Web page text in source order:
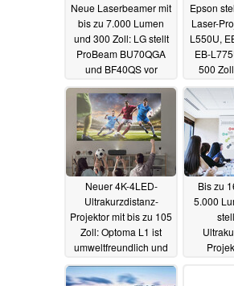
Neue Laserbeamer mit
bis zu 7.000 Lumen
und 300 Zoll: LG stellt
ProBeam BU70QGA
und BF40QS vor
18.02.2023
Epson
Laser-
L550U,
EB-
500
Lumen
Neuer 4K-4LED-
Ultrakurzdistanz-
Projektor mit bis zu 105
Zoll: Optoma L1 ist
umweltfreundlich und
auch für Gamer
geeignet31.01.2023
Bis zu
5.000